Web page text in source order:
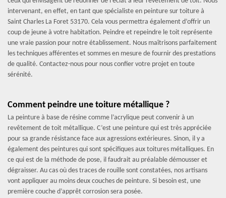
intervenant, en effet, en tant que spécialiste en peinture sur toiture à
Saint Charles La Foret 53170. Cela vous permettra également d’offrir un
coup de jeune à votre habitation. Peindre et repeindre le toit représente
une vraie passion pour notre établissement. Nous maîtrisons parfaitement
les techniques afférentes et sommes en mesure de fournir des prestations
de qualité. Contactez-nous pour nous confier votre projet en toute
sérénité.
Comment peindre une toiture métallique ?
La peinture à base de résine comme l’acrylique peut convenir à un
revêtement de toit métallique. C’est une peinture qui est très appréciée
pour sa grande résistance face aux agressions extérieures. Sinon, il y a
également des peintures qui sont spécifiques aux toitures métalliques. En
ce qui est de la méthode de pose, il faudrait au préalable démousser et
dégraisser. Au cas où des traces de rouille sont constatées, nos artisans
vont appliquer au moins deux couches de peinture. Si besoin est, une
première couche d’apprêt corrosion sera posée.